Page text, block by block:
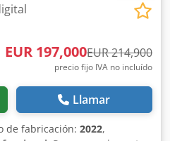
EUR 197,000EUR 214,900
precio fijo IVA no incluído
Llamar
de fabricación: 2022,